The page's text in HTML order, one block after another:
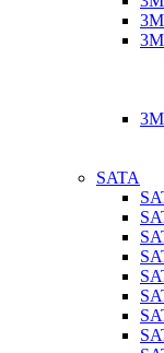
SATA